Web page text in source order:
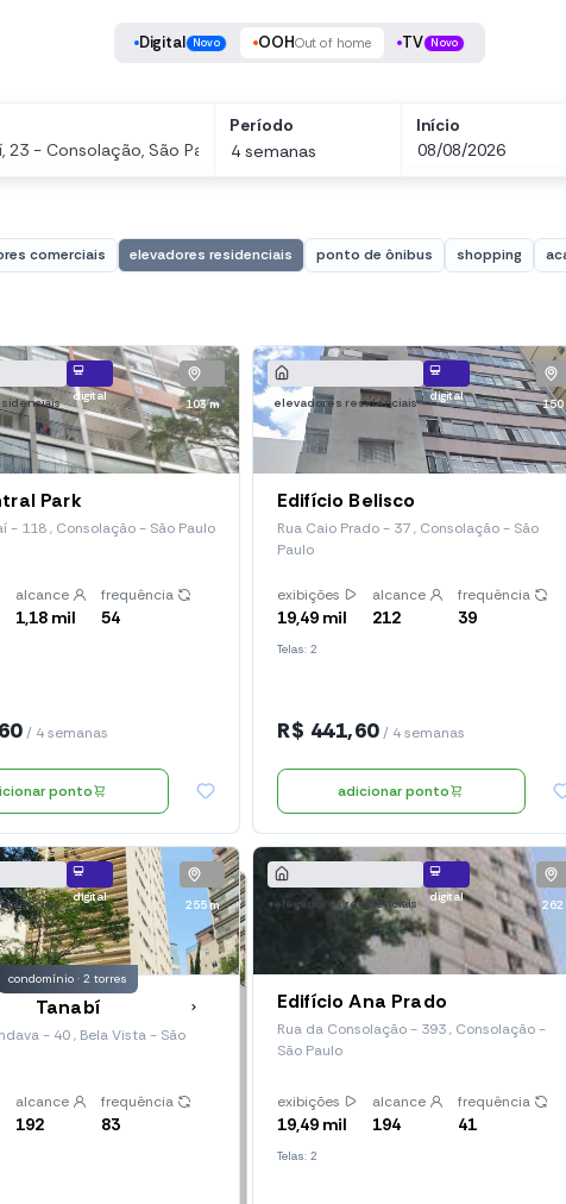
Digital Novo OOHOut of home TV Novo
Período
4 semanas
Início
comerciais elevadores residenciais ponto de ônibus shopping
digital
103 m
Park
- 118 , Consolação - São Paulo
alcance
1,18 mil
frequência
54
/ 4 semanas
ponto
elevadores residenciais digital
150
Edifício Belisco
Rua Caio Prado - 37 , Consolação - São
Paulo
exibições
19,49 mil
alcance
212
frequência
39
Telas: 2
R$ 441,60/ 4 semanas
adicionar ponto
digital
255 m
condomínio · 2 torres
Tanabí
- 40 , Bela Vista - São
alcance
192
frequência
83
elevadores residenciais digital
262
Edifício Ana Prado
Rua da Consolação - 393 , Consolação -
São Paulo
exibições
19,49 mil
alcance
194
frequência
41
Telas: 2